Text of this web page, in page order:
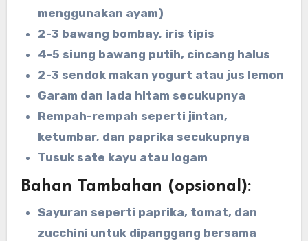
menggunakan ayam)
2-3 bawang bombay, iris tipis
4-5 siung bawang putih, cincang halus
2-3 sendok makan yogurt atau jus lemon
Garam dan lada hitam secukupnya
Rempah-rempah seperti jintan,
ketumbar, dan paprika secukupnya
Tusuk sate kayu atau logam
Bahan Tambahan (opsional):
Sayuran seperti paprika, tomat, dan
zucchini untuk dipanggang bersama